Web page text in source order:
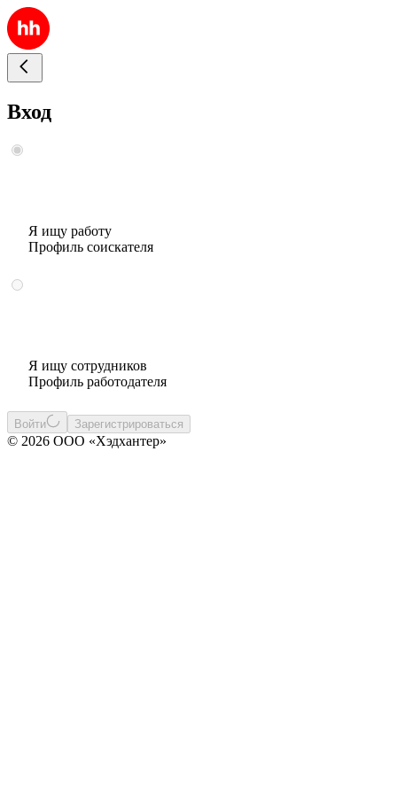
Вход
Я ищу работу
Профиль соискателя
Я ищу сотрудников
Профиль работодателя
Войти Зарегистрироваться
© 2026 ООО «Хэдхантер»